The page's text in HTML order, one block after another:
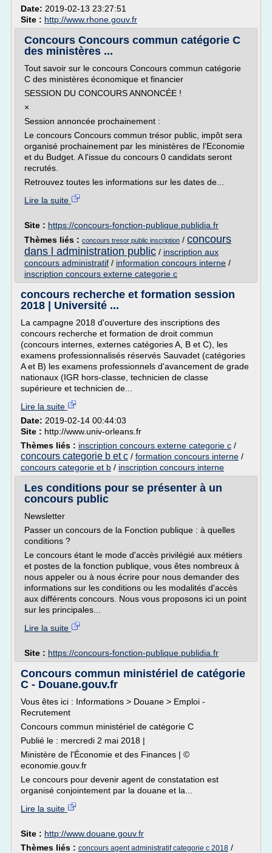
Date: 2019-02-13 23:27:51
Site : http://www.rhone.gouv.fr
Concours Concours commun catégorie C
des ministères ...
Tout savoir sur le concours Concours commun catégorie
C des ministères économique et financier
SESSION DU CONCOURS ANNONCÉE !
×
Session annoncée prochainement :
Le concours Concours commun trésor public, impôt sera
organisé prochainement par les ministères de l'Economie
et du Budget. A l'issue du concours 0 candidats seront
recrutés.
Retrouvez toutes les informations sur les dates de...
Lire la suite
Site : https://concours-fonction-publique.publidia.fr
Thèmes liés : concours tresor public inscription / concours
dans l administration public / inscription aux
concours administratif / information concours interne /
inscription concours externe categorie c
concours recherche et formation session
2018 | Université ...
La campagne 2018 d'ouverture des inscriptions des
concours recherche et formation de droit commun
(concours internes, externes catégories A, B et C), les
examens professionnalisés réservés Sauvadet (catégories
A et B) les examens professionnels d'avancement de grade
nationaux (IGR hors-classe, technicien de classe
supérieure et technicien de...
Lire la suite
Date: 2019-02-14 00:44:03
Site : http://www.univ-orleans.fr
Thèmes liés : inscription concours externe categorie c /
concours categorie b et c / formation concours interne /
concours categorie et b / inscription concours interne
Les conditions pour se présenter à un
concours public
Newsletter
Passer un concours de la Fonction publique : à quelles
conditions ?
Le concours étant le mode d'accès privilégié aux métiers
et postes de la fonction publique, vous êtes nombreux à
nous appeler ou à nous écrire pour nous demander des
informations sur les conditions ou les modalités d'accès
aux différents concours. Nous vous proposons ici un point
sur les principales...
Lire la suite
Site : https://concours-fonction-publique.publidia.fr
Concours commun ministériel de catégorie
C - Douane.gouv.fr
Vous êtes ici : Informations > Douane > Emploi -
Recrutement
Concours commun ministériel de catégorie C
Publié le : mercredi 2 mai 2018 |
Ministère de l'Économie et des Finances | ©
economie.gouv.fr
Le concours pour devenir agent de constatation est
organisé conjointement par la douane et la...
Lire la suite
Site : http://www.douane.gouv.fr
Thèmes liés : concours agent administratif categorie c 2018 /